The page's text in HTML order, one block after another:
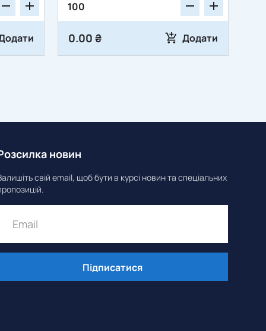
0.00 ₴ Додати
новин
свій email, щоб бути в курсі новин та спеціальних
Підписатися